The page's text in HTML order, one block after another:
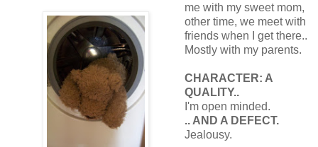
me with my sweet mom,
other time, we meet with
friends when I get there..
Mostly with my parents.
CHARACTER: A
QUALITY..
I'm open minded.
.. AND A DEFECT.
Jealousy.